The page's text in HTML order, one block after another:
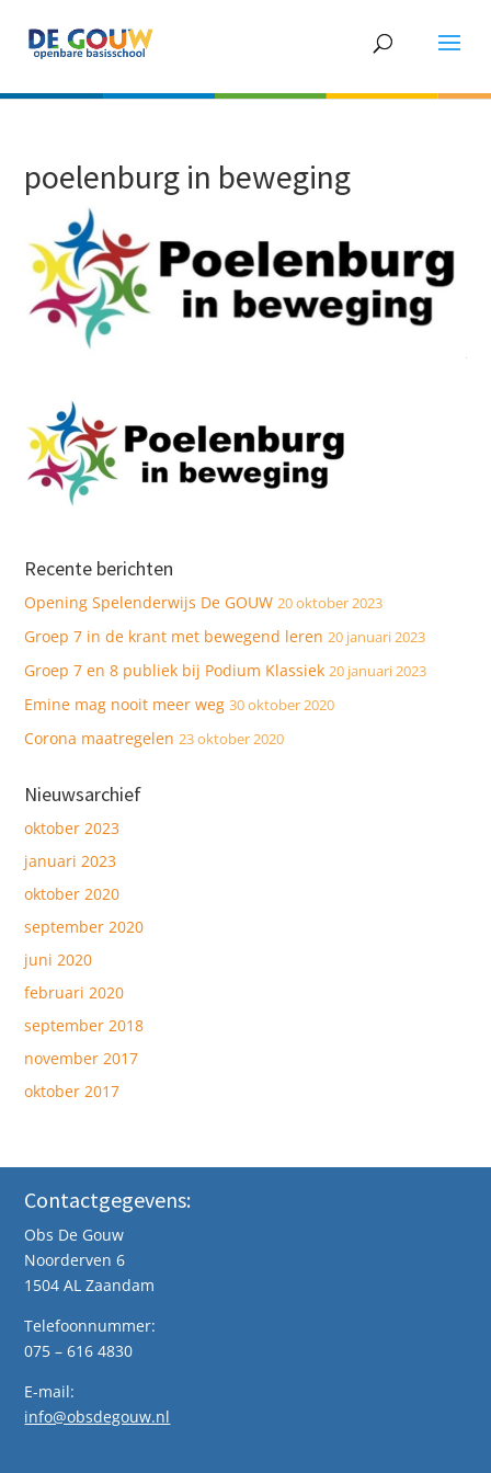
poelenburg in beweging
Recente berichten
Opening Spelenderwijs De GOUW 20 oktober 2023
Groep 7 in de krant met bewegend leren 20 januari 2023
Groep 7 en 8 publiek bij Podium Klassiek 20 januari 2023
Emine mag nooit meer weg 30 oktober 2020
Corona maatregelen 23 oktober 2020
Nieuwsarchief
oktober 2023
januari 2023
oktober 2020
september 2020
juni 2020
februari 2020
september 2018
november 2017
oktober 2017
Contactgegevens:
Obs De Gouw
Noorderven 6
1504 AL Zaandam
Telefoonnummer:
075 – 616 4830
E-mail:
info@obsdegouw.nl